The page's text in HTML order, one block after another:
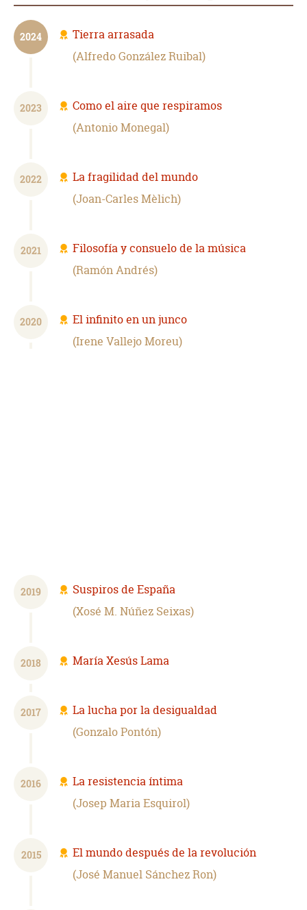
2024
Tierra arrasada
Alfredo González Ruibal
2023
Como el aire que respiramos
Antonio Monegal
2022
La fragilidad del mundo
Joan-Carles Mèlich
2021
Filosofía y consuelo de la música
Ramón Andrés
2020
El infinito en un junco
Irene Vallejo Moreu
2019
Suspiros de España
Xosé M. Núñez Seixas
2018 María Xesús Lama
2017
La lucha por la desigualdad
Gonzalo Pontón
2016
La resistencia íntima
Josep Maria Esquirol
2015
El mundo después de la revolución
José Manuel Sánchez Ron